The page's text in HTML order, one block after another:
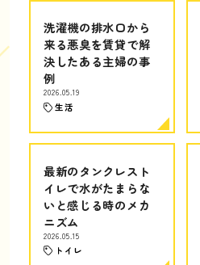
洗濯機の排水口から
来る悪臭を賃貸で解
決したある主婦の事
例
2026.05.19
生活
最新のタンクレスト
イレで水がたまらな
いと感じる時のメカ
ニズム
2026.05.15
トイレ